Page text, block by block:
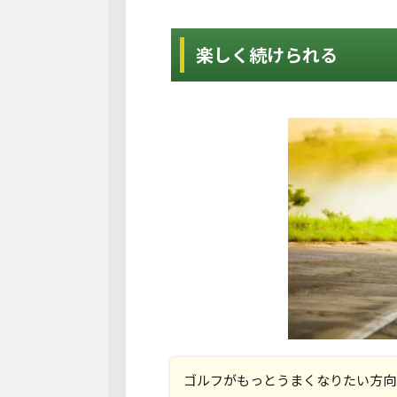
楽しく続けられる
ゴルフがもっとうまくなりたい方